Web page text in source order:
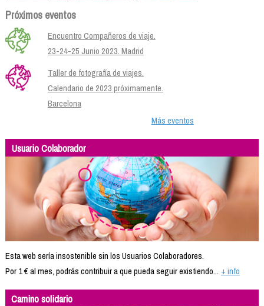
Próximos eventos
Encuentro Compañeros de viaje.
23-24-25 Junio 2023. Madrid
Taller de fotografía de viajes.
Calendario de 2023 próximamente.
Barcelona
Más eventos
Usuario Colaborador
Esta web sería insostenible sin los Usuarios Colaboradores.
Por 1 € al mes, podrás contribuir a que pueda seguir existiendo... + info
Camino solidario